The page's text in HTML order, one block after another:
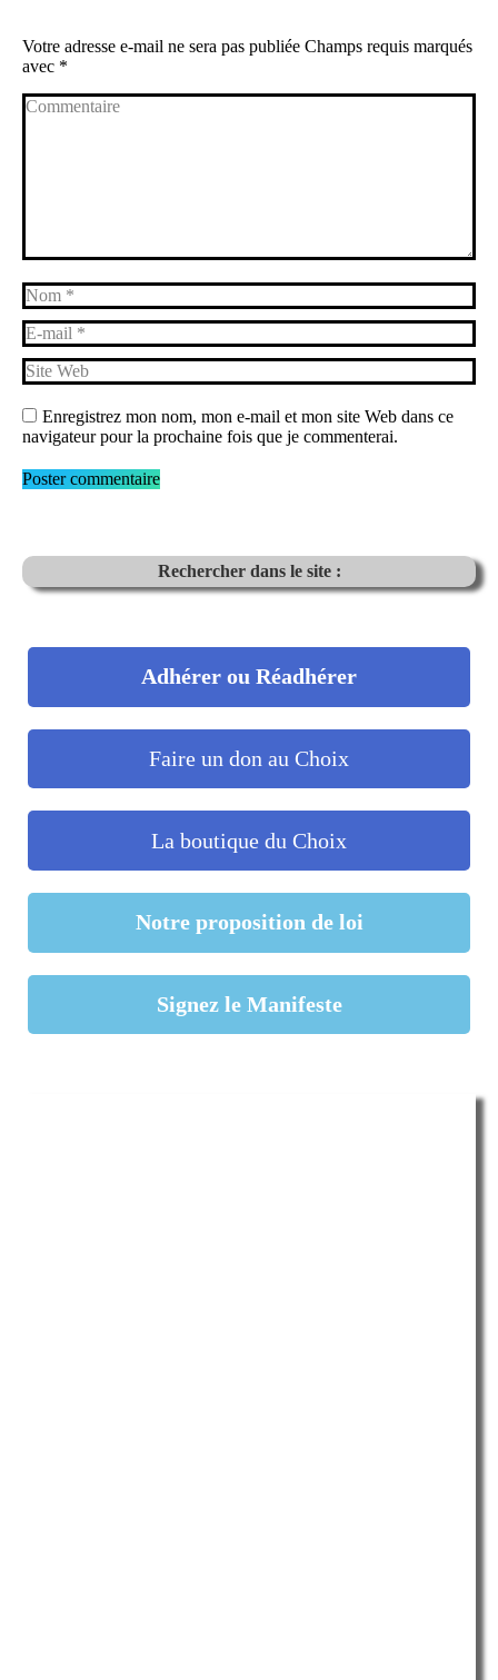
Votre adresse e-mail ne sera pas publiée Champs requis marqués
avec *
Commentaire
Nom *
E-mail *
Site Web
Enregistrez mon nom, mon e-mail et mon site Web dans ce
navigateur pour la prochaine fois que je commenterai.
Poster commentaire
Rechercher dans le site :
Adhérer ou Réadhérer
Faire un don au Choix
La boutique du Choix
Notre proposition de loi
Signez le Manifeste